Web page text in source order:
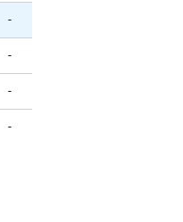
-
-
-
-